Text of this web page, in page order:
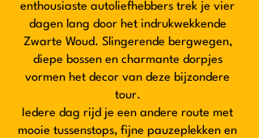
enthousiaste autoliefhebbers trek je vier
dagen lang door het indrukwekkende
Zwarte Woud. Slingerende bergwegen,
diepe bossen en charmante dorpjes
vormen het decor van deze bijzondere
tour.
Iedere dag rijd je een andere route met
mooie tussenstops, fijne pauzeplekken en